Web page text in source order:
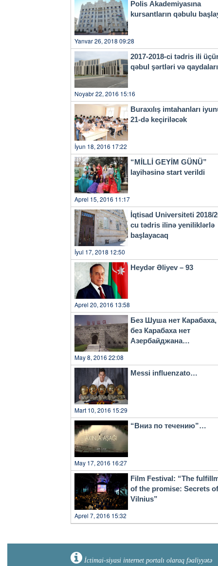
Polis Akademiyasına
kursantların qəbulu
Yanvar 26, 2018 09:28
2017-2018-ci tədris ili
qəbul şərtləri və
Noyabr 22, 2016 15:16
Buraxılış imtahanları
21-də keçiriləcək
İyun 18, 2016 17:22
“MİLLİ GEYİM GÜNÜ”
layihəsinə start verildi
Aprel 15, 2016 11:17
İqtisad Universiteti 2018/
cu tədris ilinə yeniliklərlə
başlayacaq
İyul 17, 2018 12:50
Heydər Əliyev – 93
Aprel 20, 2016 13:58
Без Шуша нет Карабаха,
без Карабаха нет
Азербайджана…
May 8, 2016 22:08
Messi influenzato…
Mart 10, 2016 15:29
“Вниз по течению”…
May 17, 2016 16:27
Film Festival: “The
of the promise: Secrets of
Vilnius”
Aprel 7, 2016 15:32
İctimai-siyasi internet portalı olaraq fəaliyyətə